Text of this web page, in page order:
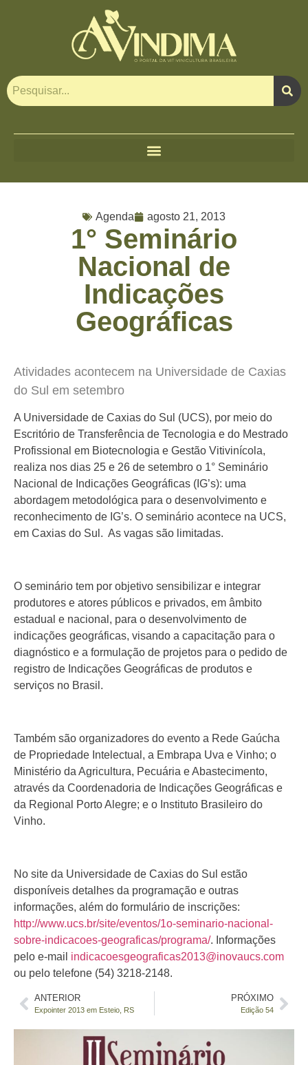
Agenda agosto 21, 2013
1° Seminário
Nacional de
Indicações
Geográficas
Atividades acontecem na Universidade de Caxias
do Sul em setembro
A Universidade de Caxias do Sul (UCS), por meio do
Escritório de Transferência de Tecnologia e do Mestrado
Profissional em Biotecnologia e Gestão Vitivinícola,
realiza nos dias 25 e 26 de setembro o 1° Seminário
Nacional de Indicações Geográficas (IG’s): uma
abordagem metodológica para o desenvolvimento e
reconhecimento de IG’s. O seminário acontece na UCS,
em Caxias do Sul. As vagas são limitadas.
O seminário tem por objetivo sensibilizar e integrar
produtores e atores públicos e privados, em âmbito
estadual e nacional, para o desenvolvimento de
indicações geográficas, visando a capacitação para o
diagnóstico e a formulação de projetos para o pedido de
registro de Indicações Geográficas de produtos e
serviços no Brasil.
Também são organizadores do evento a Rede Gaúcha
de Propriedade Intelectual, a Embrapa Uva e Vinho; o
Ministério da Agricultura, Pecuária e Abastecimento,
através da Coordenadoria de Indicações Geográficas e
da Regional Porto Alegre; e o Instituto Brasileiro do
Vinho.
No site da Universidade de Caxias do Sul estão
disponíveis detalhes da programação e outras
informações, além do formulário de inscrições:
http://www.ucs.br/site/eventos/1o-seminario-nacional-
sobre-indicacoes-geograficas/programa/. Informações
pelo e-mail indicacoesgeograficas2013@inovaucs.com
ou pelo telefone (54) 3218-2148.
ANTERIOR
Expointer 2013 em Esteio, RS
PRÓXIMO
Edição 54